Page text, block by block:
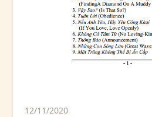
12/11/2020